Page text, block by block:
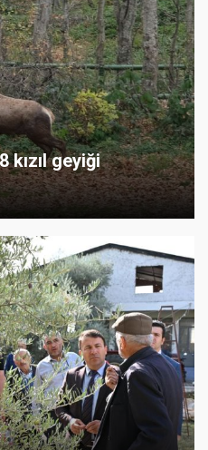
kızıl geyiği